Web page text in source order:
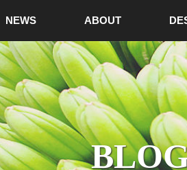
NEWS ABOUT